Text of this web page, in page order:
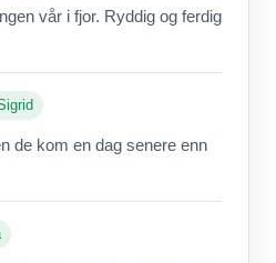
vår i fjor. Ryddig og ferdig
de kom en dag senere enn